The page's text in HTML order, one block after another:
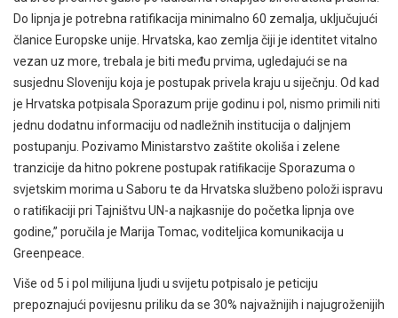
Do lipnja je potrebna ratifikacija minimalno 60 zemalja, uključujući
članice Europske unije. Hrvatska, kao zemlja čiji je identitet vitalno
vezan uz more, trebala je biti među prvima, ugledajući se na
susjednu Sloveniju koja je postupak privela kraju u siječnju. Od kad
je Hrvatska potpisala Sporazum prije godinu i pol, nismo primili niti
jednu dodatnu informaciju od nadležnih institucija o daljnjem
postupanju. Pozivamo Ministarstvo zaštite okoliša i zelene
tranzicije da hitno pokrene postupak ratiﬁkacije Sporazuma o
svjetskim morima u Saboru te da Hrvatska službeno položi ispravu
o ratiﬁkaciji pri Tajništvu UN-a najkasnije do početka lipnja ove
godine,” poručila je Marija Tomac, voditeljica komunikacija u
Greenpeace.
Više od 5 i pol milijuna ljudi u svijetu potpisalo je peticiju
prepoznajući povijesnu priliku da se 30% najvažnijih i najugroženijih